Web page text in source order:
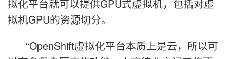
拟化平台就可以提供GPU式虚拟机，包括对虚
拟机GPU的资源切分。
“OpenShift虚拟化平台本质上是云，所以可